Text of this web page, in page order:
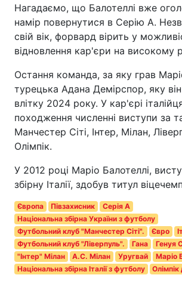
Нагадаємо, що Балотеллі вже
намір повернутися в Серію А.
свій вік, форвард вірить у
відновлення кар'єри на високому
Остання команда, за яку грав
турецька Адана Демірспор, яку
влітку 2024 року. У кар'єрі
походження численні виступи за
Манчестер Сіті, Інтер, Мілан,
Олімпік.
У 2012 році Маріо Балотеллі,
збірну Італії, здобув титул
Європа Півзахисник
Серія A
Національна збірна України з футболу
Футбольний клуб "Манчестер Сіті".
Євро
Футбольний клуб "Ліверпуль".
Гана
Генуя
"Інтер" Мілан
A.C. Мілан Уругвай
Маріо
Національна збірна Італії з футболу